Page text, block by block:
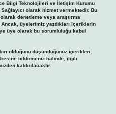
Bilgi Teknolojileri ve İletişim Kurumu
olarak hizmet vermektedir. Bu
denetleme veya araştırma
üyelerimiz yazdıkları içeriklerin
üye olarak bu sorumluluğu kabul
olduğunu düşündüğünüz içerikleri,
bildirmeniz halinde, ilgili
kaldırılacaktır.